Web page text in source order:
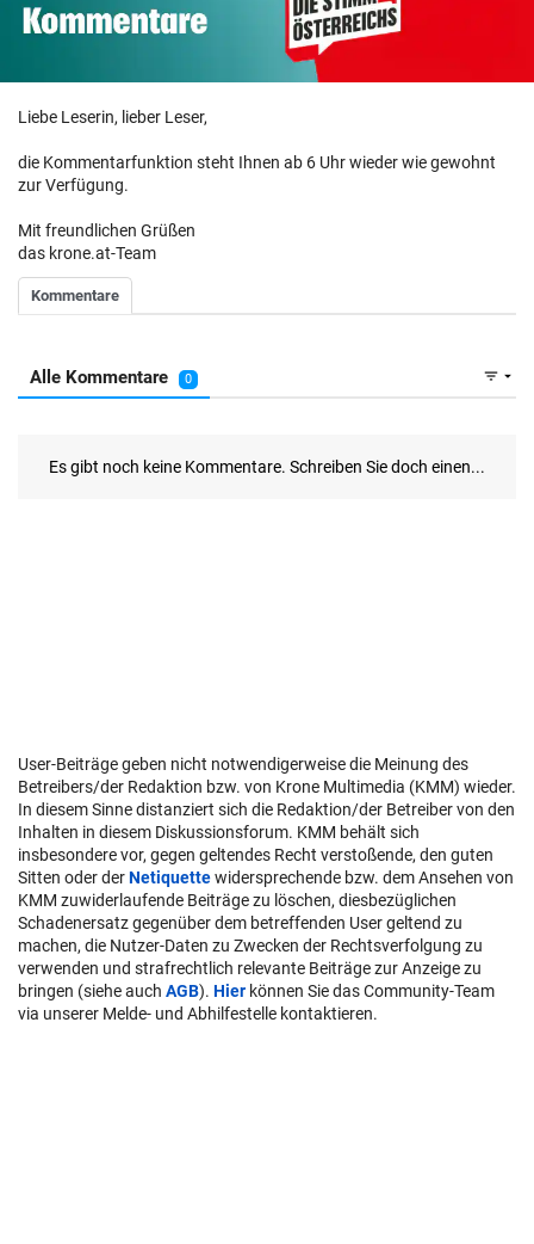
Liebe Leserin, lieber Leser,
die Kommentarfunktion steht Ihnen ab 6 Uhr wieder wie gewohnt
zur Verfügung.
Mit freundlichen Grüßen
das krone.at-Team
User-Beiträge geben nicht notwendigerweise die Meinung des
Betreibers/der Redaktion bzw. von Krone Multimedia (KMM) wieder.
In diesem Sinne distanziert sich die Redaktion/der Betreiber von den
Inhalten in diesem Diskussionsforum. KMM behält sich
insbesondere vor, gegen geltendes Recht verstoßende, den guten
Sitten oder derNetiquettewidersprechende bzw. dem Ansehen von
KMM zuwiderlaufende Beiträge zu löschen, diesbezüglichen
Schadenersatz gegenüber dem betreffenden User geltend zu
machen, die Nutzer-Daten zu Zwecken der Rechtsverfolgung zu
verwenden und strafrechtlich relevante Beiträge zur Anzeige zu
bringen (siehe auch AGB). Hier können Sie das Community-Team
via unserer Melde- und Abhilfestelle kontaktieren.